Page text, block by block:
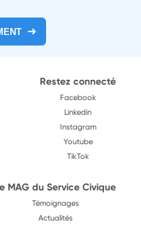
Restez connecté
Facebook
Linkedin
Instagram
Youtube
TikTok
MAG du Service Civique
Témoignages
Actualités